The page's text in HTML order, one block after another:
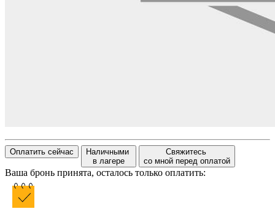
Оплатить сейчас
Наличными
в лагере
Свяжитесь
со мной перед оплатой
Ваша бронь принята, осталось только оплатить: